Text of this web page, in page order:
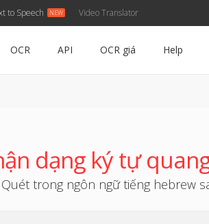
to Speech Video Translator
OCR API OCR giá Help
dạng ký tự
trong ngôn ngữ tiếng hebrew